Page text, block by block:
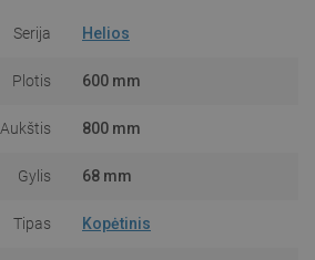
Serija Helios
Plotis 600 mm
Aukštis 800 mm
Gylis 68 mm
Tipas Kopėtinis